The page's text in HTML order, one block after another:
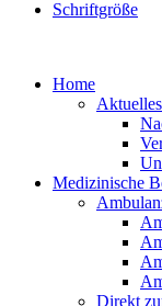
Schriftgröße
Home
Medizinische
Direkt